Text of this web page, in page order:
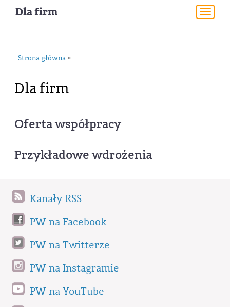
Dla firm
Strona główna »
Dla firm
Oferta współpracy
Przykładowe wdrożenia
Kanały RSS
PW na Facebook
PW na Twitterze
PW na Instagramie
PW na YouTube